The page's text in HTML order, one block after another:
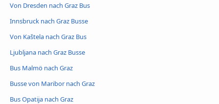
Von Dresden nach Graz Bus
Innsbruck nach Graz Busse
Von Kaštela nach Graz Bus
Ljubljana nach Graz Busse
Bus Malmö nach Graz
Busse von Maribor nach Graz
Bus Opatija nach Graz